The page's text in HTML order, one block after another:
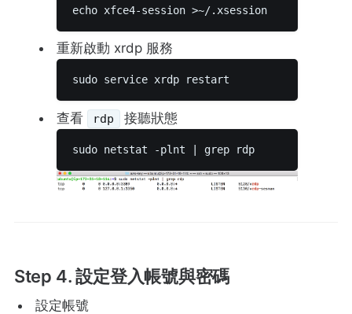
echo xfce4-session >~/.xsession
重新啟動 xrdp 服務
sudo service xrdp restart
查看 rdp 接聽狀態
sudo netstat -plnt | grep rdp
Step 4. 設定登入帳號與密碼
設定帳號